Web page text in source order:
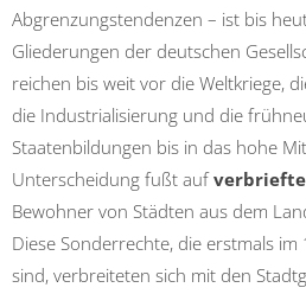
Abgrenzungstendenzen – ist bis
Gliederungen der deutschen
reichen bis weit vor die Weltkriege,
die Industrialisierung und die
Staatenbildungen bis in das hohe
Unterscheidung fußt auf
Bewohner von Städten aus dem
Diese Sonderrechte, die erstmals
sind, verbreiteten sich mit den